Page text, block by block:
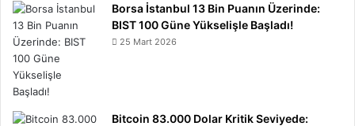
Borsa İstanbul 13 Bin Puanın Üzerinde:
BIST 100 Güne Yükselişle Başladı!
25 Mart 2026
Bitcoin 83.000 Dolar Kritik Seviyede: